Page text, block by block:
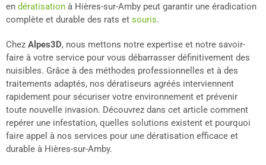
en dératisation à Hières-sur-Amby peut garantir une éradication
complète et durable des rats et souris.
Chez Alpes3D, nous mettons notre expertise et notre savoir-
faire à votre service pour vous débarrasser définitivement des
nuisibles. Grâce à des méthodes professionnelles et à des
traitements adaptés, nos dératiseurs agréés interviennent
rapidement pour sécuriser votre environnement et prévenir
toute nouvelle invasion. Découvrez dans cet article comment
repérer une infestation, quelles solutions existent et pourquoi
faire appel à nos services pour une dératisation efficace et
durable à Hières-sur-Amby.